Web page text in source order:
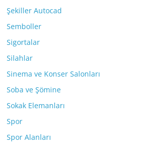
Şekiller Autocad
Semboller
Sigortalar
Silahlar
Sinema ve Konser Salonları
Soba ve Şömine
Sokak Elemanları
Spor
Spor Alanları